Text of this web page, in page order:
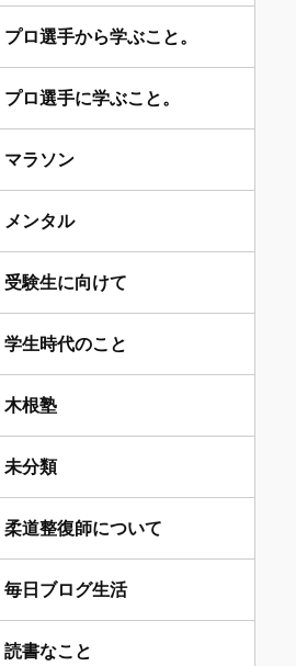
プロ選手から学ぶこと。
プロ選手に学ぶこと。
マラソン
メンタル
受験生に向けて
学生時代のこと
木根塾
未分類
柔道整復師について
毎日ブログ生活
読書なこと